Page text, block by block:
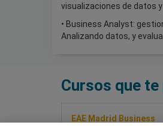
visualizaciones de datos
• Business Analyst:
Analizando datos, y
Cursos que
EAE Madrid Business